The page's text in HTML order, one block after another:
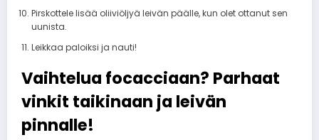
Pirskottele lisää oliiviöljyä leivän päälle, kun olet ottanut sen
uunista.
Leikkaa paloiksi ja nauti!
Vaihtelua focacciaan? Parhaat
vinkit taikinaan ja leivän
pinnalle!